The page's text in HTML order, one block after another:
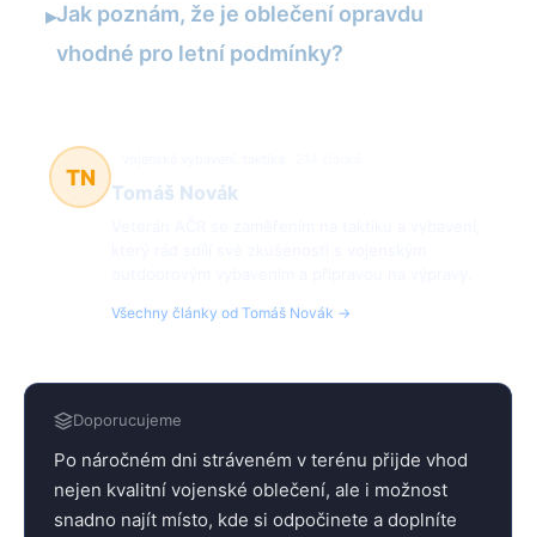
▸Jak poznám, že je oblečení opravdu
vhodné pro letní podmínky?
TN
Tomáš Novák
Všechny články od Tomáš Novák →
Doporucujeme
Po náročném dni stráveném v terénu přijde vhod
nejen kvalitní vojenské oblečení, ale i možnost
snadno najít místo, kde si odpočinete a doplníte